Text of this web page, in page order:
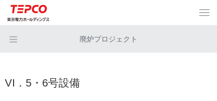
廃炉プロジェクト
VI．5・6号設備